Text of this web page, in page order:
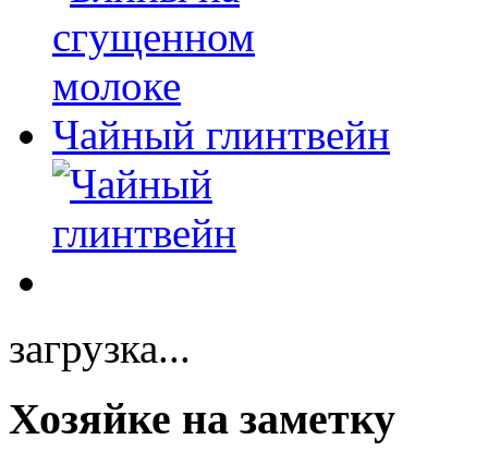
Чайный глинтвейн
загрузка...
Хозяйке на заметку